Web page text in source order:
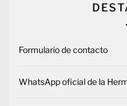
Formulario de contacto
WhatsApp oficial de la